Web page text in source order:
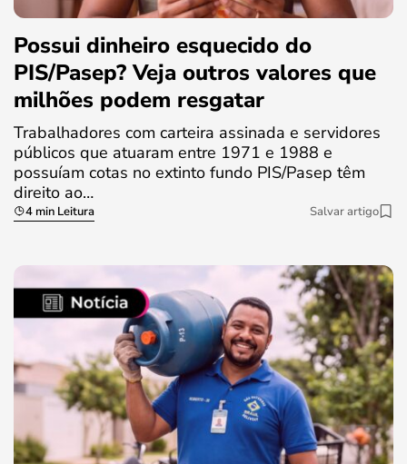
Possui dinheiro esquecido do
PIS/Pasep? Veja outros valores que
milhões podem resgatar
Trabalhadores com carteira assinada e servidores
públicos que atuaram entre 1971 e 1988 e
possuíam cotas no extinto fundo PIS/Pasep têm
direito ao…
4 min Leitura Salvar artigo